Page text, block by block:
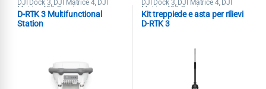
DJI Dock 3, DJI Matrice 4, DJI
Matrice 400, Droni
D-RTK 3 Multifunctional
Station
DJI Dock 3, DJI Matrice 4, DJI
Matrice 400 ,Droni
Kit treppiede e asta per rilievi
D-RTK 3